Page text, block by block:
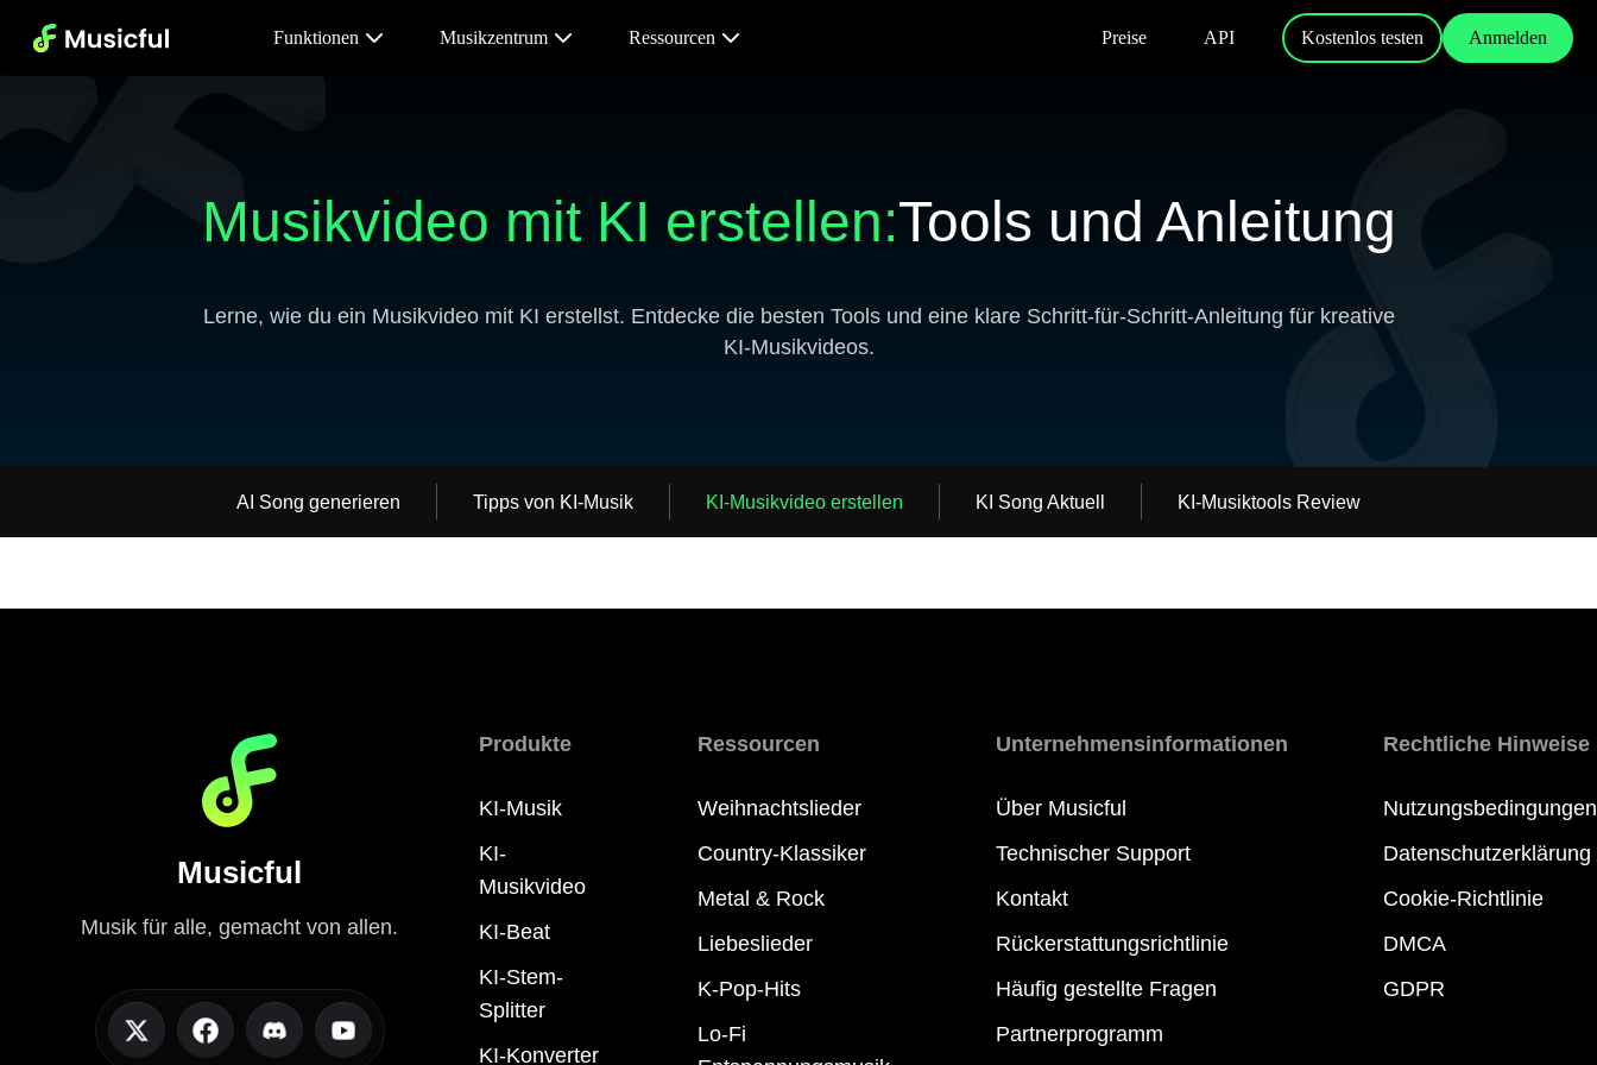
Funktionen Musikzentrum Ressourcen Preise API Kostenlos testen Anmelden
Musikvideo mit KI erstellen:Tools und Anleitung
Lerne, wie du ein Musikvideo mit KI erstellst. Entdecke die besten Tools und eine klare Schritt-für-Schritt-Anleitung für kreative
KI-Musikvideos.
AI Song generieren Tipps von KI-Musik KI-Musikvideo erstellen KI Song Aktuell KI-Musiktools Review
Musicful
Musik für alle, gemacht von allen.
Produkte
KI-Musik
KI-
Musikvideo
KI-Beat
KI-Stem-
Splitter
KI-Konverter
Ressourcen
Weihnachtslieder
Country-Klassiker
Metal & Rock
Liebeslieder
K-Pop-Hits
Lo-Fi
Unternehmensinformationen
Über Musicful
Technischer Support
Kontakt
Rückerstattungsrichtlinie
Häufig gestellte Fragen
Partnerprogramm
Rechtliche Hinweise
Nutzungsbedingungen
Datenschutzerklärung
Cookie-Richtlinie
DMCA
GDPR